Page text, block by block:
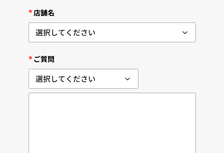
*店舗名
*ご質問